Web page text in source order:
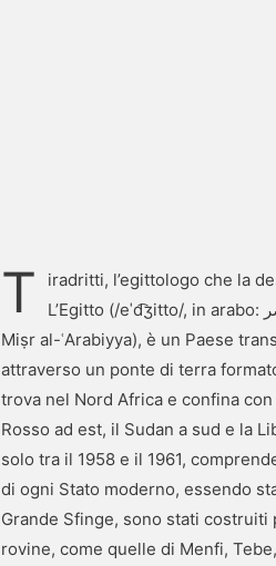
T
iradritti, l’egittologo che la
L’Egitto (/eˈd͡ʒitto/, in arabo: مصر‎, Miṣr), ufficialmente Repubblica Araba d’Egitto (in arabo: جمهورية مصر العربية‎, Ǧumhūriyya
Miṣr al-ʿArabiyya), è un Paese
attraverso un ponte di terra
trova nel Nord Africa e confina
Rosso ad est, il Sudan a sud e la
solo tra il 1958 e il 1961,
di ogni Stato moderno, essendo
Grande Sfinge, sono stati costruiti
rovine, come quelle di Menfi,